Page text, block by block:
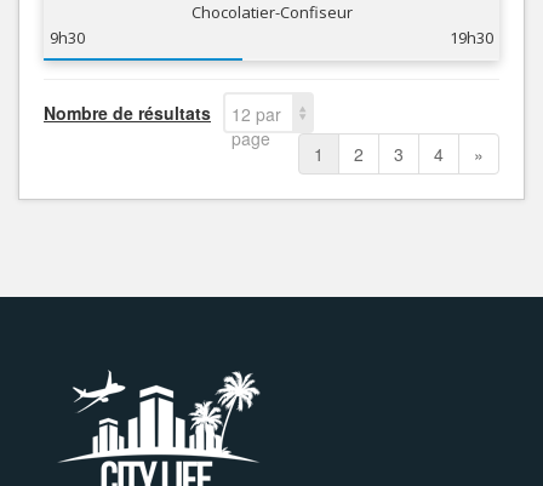
Chocolatier-Confiseur
9h30
19h30
Nombre de résultats
12 par
page
1 2 3 4 »